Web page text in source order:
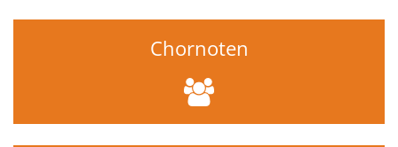
Chornoten